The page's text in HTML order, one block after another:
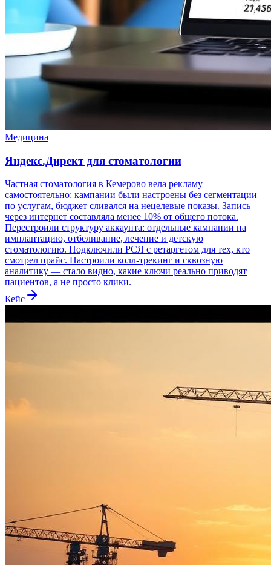
Медицина
Яндекс.Директ для стоматологии
Частная стоматология в Кемерово вела рекламу
самостоятельно: кампании были настроены без сегментации
по услугам, бюджет сливался на нецелевые показы. Запись
через интернет составляла менее 10% от общего потока.
Перестроили структуру аккаунта: отдельные кампании на
имплантацию, отбеливание, лечение и детскую
стоматологию. Подключили РСЯ с ретаргетом для тех, кто
смотрел прайс. Настроили колл-трекинг и сквозную
аналитику — стало видно, какие ключи реально приводят
пациентов, а не просто клики.
Кейс